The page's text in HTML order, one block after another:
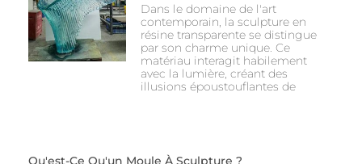
Dans le domaine de l'art
contemporain, la sculpture en
résine transparente se distingue
par son charme unique. Ce
matériau interagit habilement
avec la lumière, créant des
illusions époustouflantes de
Qu'est-Ce Qu'un Moule À Sculpture ?